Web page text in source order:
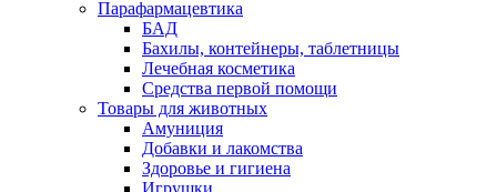
Парафармацевтика
БАД
Бахилы, контейнеры, таблетницы
Лечебная косметика
Средства первой помощи
Товары для животных
Амуниция
Добавки и лакомства
Здоровье и гигиена
Игрушки